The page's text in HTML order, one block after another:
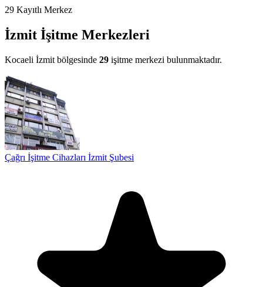
29 Kayıtlı Merkez
İzmit İşitme Merkezleri
Kocaeli İzmit bölgesinde 29 işitme merkezi bulunmaktadır.
Çağrı İşitme Cihazları İzmit Şubesi